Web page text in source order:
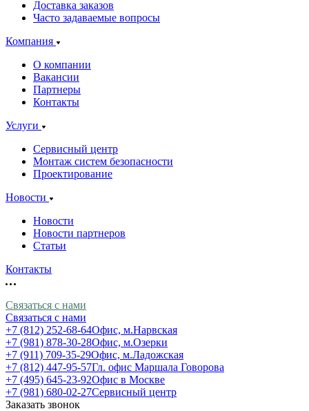
Доставка заказов
Часто задаваемые вопросы
Компания
О компании
Вакансии
Партнеры
Контакты
Услуги
Сервисный центр
Монтаж систем безопасности
Проектирование
Новости
Новости
Новости партнеров
Статьи
Контакты
Связаться с нами
Связаться с нами
+7 (812) 252-68-64Офис, м.Нарвская
+7 (981) 878-30-28Офис, м.Озерки
+7 (911) 709-35-29Офис, м.Ладожская
+7 (812) 447-95-57Гл. офис Маршала Говорова
+7 (495) 645-23-92Офис в Москве
+7 (981) 680-02-27Сервисный центр
Заказать звонок